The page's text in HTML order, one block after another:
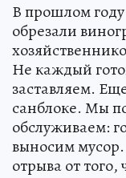
В прошлом
обрезали
Не каждый
заставляем.
санблоке. Мы
обслуживаем:
выносим
отрыва от того,